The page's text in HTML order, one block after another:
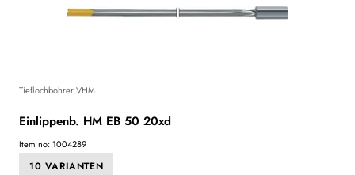
Tieflochbohrer VHM
Einlippenb. HM EB 50 20xd
Item no: 1004289
10 VARIANTEN